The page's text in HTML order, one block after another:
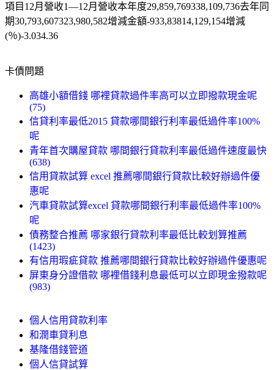
項目12月營收1—12月營收本年度29,859,769338,109,736去年同
期30,793,607323,980,582增減金額-933,83814,129,154增減
(％)-3.034.36
卡債問題
高雄小額借錢 哪裡貸款過件率高可以立即撥款現金呢
(75)
信貸利率最低2015 貸款哪間銀行利率最低過件率100%
呢
青年首次購屋貸款 哪間銀行貸款利率最低過件速度最快
(638)
信用貸款試算 excel 推薦哪間銀行貸款比較好辦過件優
惠呢
汽車貸款試算excel 貸款哪間銀行利率最低過件率100%
呢
債務整合推薦 哪家銀行貸款利率最低比較划算推薦
(1423)
有信用瑕疵貸款 推薦哪間銀行貸款比較好辦過件優惠呢
屏東身分證借款 哪裡借錢利息最低可以立即現金撥款呢
(983)
個人信用貸款利率
和潤車貸利息
基隆借錢管道
個人信貸試算